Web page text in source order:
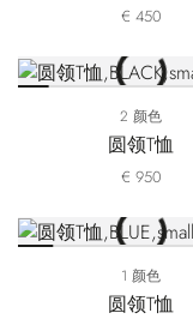
€ 450
2 颜色
圆领T恤
€ 950
1 颜色
圆领T恤